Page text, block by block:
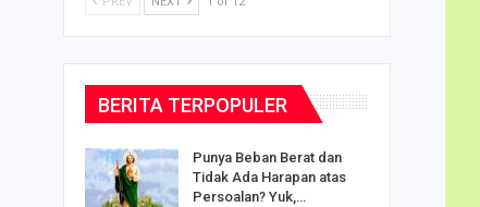
BERITA TERPOPULER
Punya Beban Berat dan
Tidak Ada Harapan atas
Persoalan? Yuk,…